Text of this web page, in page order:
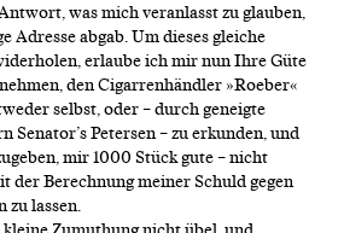
was mich veranlasst zu glauben,
Adresse abgab. Um dieses gleiche
erlaube ich mir nun Ihre Güte
den Cigarrenhändler »Roeber«
selbst, oder – durch geneigte
Senator’s Petersen – zu erkunden, und
mir 1000 Stück gute – nicht
der Berechnung meiner Schuld gegen
zu lassen.